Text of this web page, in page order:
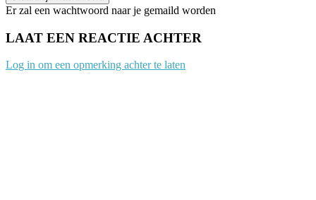
Er zal een wachtwoord naar je gemaild worden
LAAT EEN REACTIE ACHTER
Log in om een opmerking achter te laten